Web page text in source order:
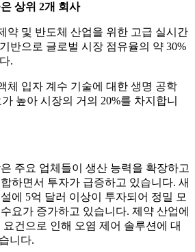
상위 2개 회사
약 및 반도체 산업을 위한 고급 실시간
반으로 글로벌 시장 점유율의 약 30%
.
체 입자 계수 기술에 대한 생명 공학
높아 시장의 거의 20%를 차지합니
주요 업체들이 생산 능력을 확장하고
하면서 투자가 급증하고 있습니다. 새
에 5억 달러 이상이 투자되어 정밀 모
요가 증가하고 있습니다. 제약 산업에
건으로 인해 오염 제어 솔루션에 대
니다.